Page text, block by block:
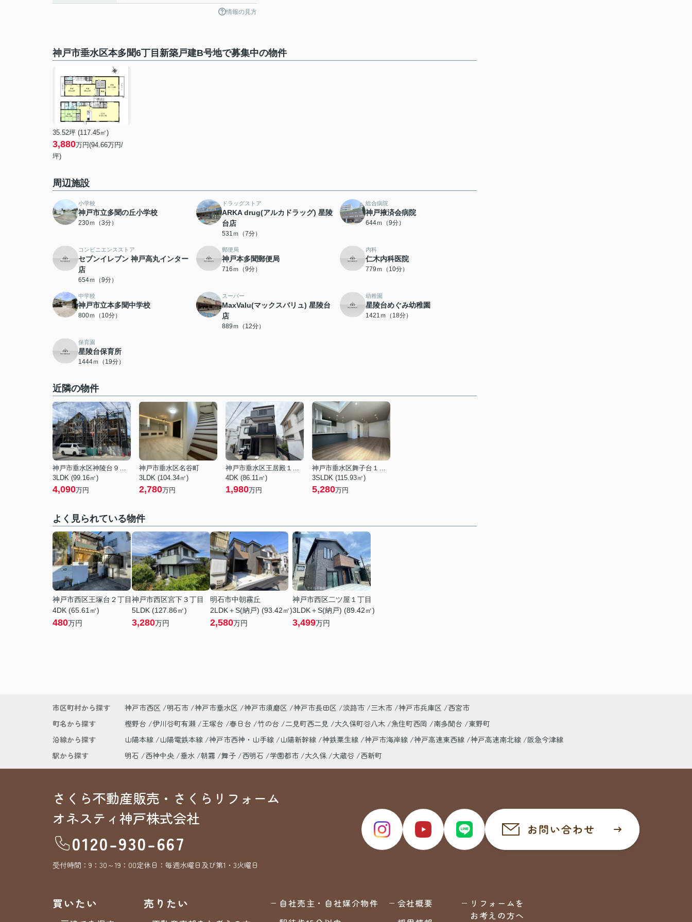
情報の見方
神戸市垂水区本多聞6丁目新築戸建B号地で募集中の物件
35.52坪 (117.45㎡)
3,880万円(94.66万円/
坪)
周辺施設
小学校
神戸市立多聞の丘小学校
230ｍ（3分）
ドラッグストア
ARKA drug(アルカドラッグ) 星陵
台店
531ｍ（7分）
総合病院
神戸掖済会病院
644ｍ（9分）
コンビニエンスストア
セブンイレブン 神戸高丸インター
店
654ｍ（9分）
郵便局
神戸本多聞郵便局
716ｍ（9分）
内科
仁木内科医院
779ｍ（10分）
中学校
神戸市立本多聞中学校
800ｍ（10分）
スーパー
MaxValu(マックスバリュ) 星陵台
店
889ｍ（12分）
幼稚園
星陵台めぐみ幼稚園
1421ｍ（18分）
保育園
星陵台保育所
1444ｍ（19分）
近隣の物件
神戸市垂水区神陵台９丁目
3LDK (99.16㎡)
4,090万円
神戸市垂水区名谷町
3LDK (104.34㎡)
2,780万円
神戸市垂水区王居殿１丁目
4DK (86.11㎡)
1,980万円
神戸市垂水区舞子台１丁目
3SLDK (115.93㎡)
5,280万円
よく見られている物件
神戸市西区王塚台２丁目
4DK (65.61㎡)
480万円
神戸市西区宮下３丁目
5LDK (127.86㎡)
3,280万円
明石市中朝霧丘
2LDK＋S(納戸) (93.42㎡)
2,580万円
神戸市西区二ツ屋１丁目
3LDK＋S(納戸) (89.42㎡)
3,499万円
市区町村から探す 神戸市西区 明石市 神戸市垂水区 神戸市須磨区 神戸市長田区 淡路市 三木市 神戸市兵庫区
西宮市
町名から探す
樫野台 伊川谷町有瀬 王塚台 春日台 竹の台 二見町西二見 大久保町谷八木 魚住町西岡 南多聞台
東野町
沿線から探す
山陽本線 山陽電鉄本線 神戸市西神・山手線 山陽新幹線 神鉄粟生線 神戸市海岸線 神戸高速東西線 神戸高速南北線
阪急今津線
駅から探す
明石 西神中央 垂水 朝霧 舞子 西明石 学園都市 大久保 大蔵谷 西新町
さくら不動産販売・さくらリフォーム
オネスティ神戸株式会社
0120-930-667
受付時間： 9：30～19：00定休日： 毎週水曜日及び第1・3火曜日
買いたい 売りたい
自社売主・自社媒介物件
会社概要
リフォームを
お考えの方へ